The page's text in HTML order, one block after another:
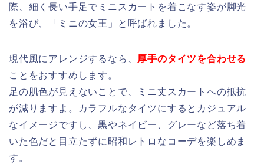
際、細く長い手足でミニスカートを着こなす姿が脚光
を浴び、「ミニの女王」と呼ばれました。
現代風にアレンジするなら、 厚手のタイツを合わせる
ことをおすすめします。
足の肌色が見えないことで、ミニ丈スカートへの抵抗
が減りますよ。カラフルなタイツにするとカジュアル
なイメージですし、黒やネイビー、グレーなど落ち着
いた色だと目立たずに昭和レトロなコーデを楽しめま
す。